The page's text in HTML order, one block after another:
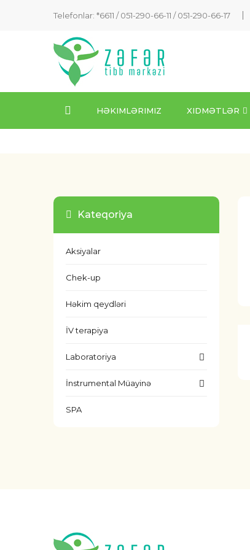
Telefonlar: *6611 /051-290-66-11 /051-290-66-17
HƏKIMLƏRIMIZ XIDMƏTLƏR
Kateqoriya
Aksiyalar
Chek-up
Həkim qeydləri
İV terapiya
Laboratoriya
İnstrumental Müayinə
SPA